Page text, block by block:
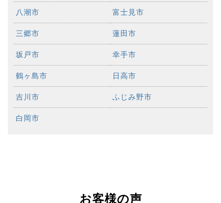
八潮市 富士見市
三郷市 蓮田市
坂戸市 幸手市
鶴ヶ島市 日高市
吉川市 ふじみ野市
白岡市
お客様の声